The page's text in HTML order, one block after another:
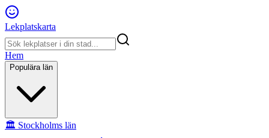
Lekplatskarta
Hem
Populära län
🏛️ Stockholms län